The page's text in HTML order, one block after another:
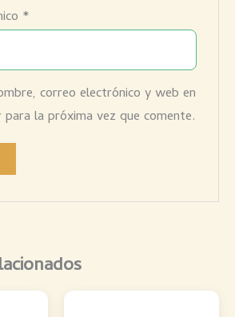
*
correo electrónico y web en
la próxima vez que comente.